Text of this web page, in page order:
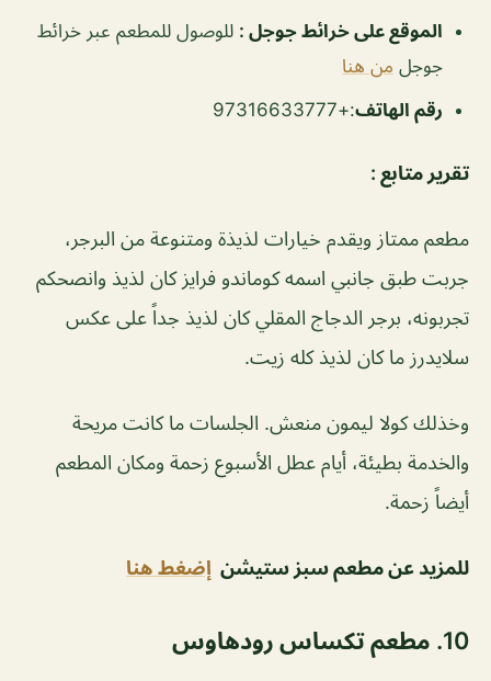
الموقع على خرائط جوجل : للوصول للمطعم عبر خرائط
جوجل من هنا
رقم الهاتف:+97316633777
تقرير متابع :
مطعم ممتاز ويقدم خيارات لذيذة ومتنوعة من البرجر،
جربت طبق جانبي اسمه كوماندو فرايز كان لذيذ وانصحكم
تجربونه، برجر الدجاج المقلي كان لذيذ جداً على عكس
سلايدرز ما كان لذيذ كله زيت.
وخذلك كولا ليمون منعش. الجلسات ما كانت مريحة
والخدمة بطيئة، أيام عطل الأسبوع زحمة ومكان المطعم
أيضاً زحمة.
للمزيد عن مطعم سبز ستيشن إضغط هنا
10. مطعم تكساس رودهاوس